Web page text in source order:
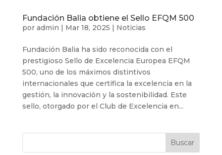
Fundación Balia obtiene el Sello EFQM 500
por admin | Mar 18, 2025 | Noticias
Fundación Balia ha sido reconocida con el
prestigioso Sello de Excelencia Europea EFQM
500, uno de los máximos distintivos
internacionales que certifica la excelencia en la
gestión, la innovación y la sostenibilidad. Este
sello, otorgado por el Club de Excelencia en...
Buscar